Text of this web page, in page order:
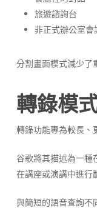
旅遊諮詢台
非正式辦公室會
分割畫面模式減少了
轉錄模
轉錄功能專為較長、
谷歌將其描述為一種
在講座或演講中進行
與簡短的語音查詢不